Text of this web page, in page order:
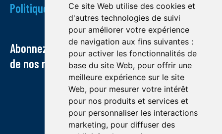
Ce site Web utilise des cookies et
d'autres technologies de suivi
pour améliorer votre expérience
de navigation aux fins suivantes :
pour activer les fonctionnalités de
base du site Web, pour offrir une
meilleure expérience sur le site
Web, pour mesurer votre intérêt
pour nos produits et services et
pour personnaliser les interactions
marketing, pour diffuser des
Politique de confidentialité
Abonnez-vous à notre infolettre et recevez
de nos nouvelles par courriel